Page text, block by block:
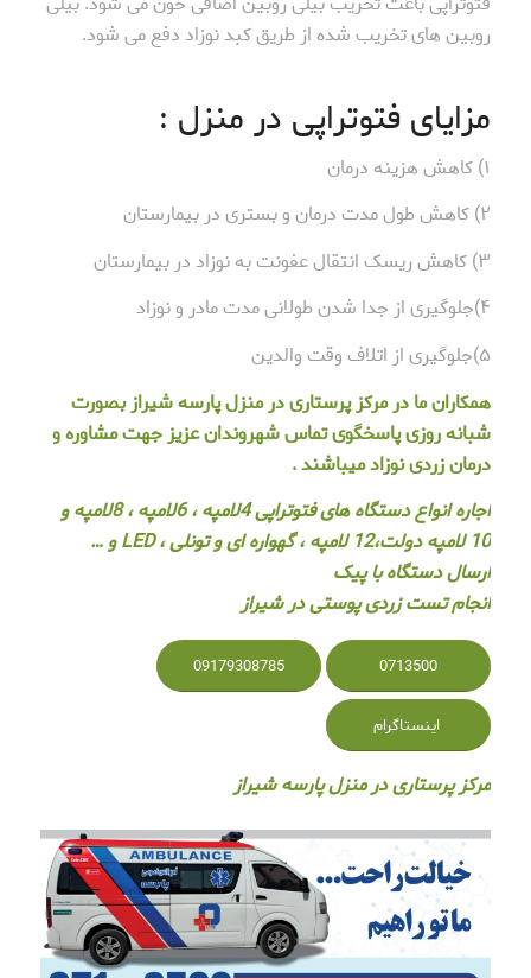
روبین های تخریب شده از طریق کبد نوزاد دفع می شود.
مزایای فتوتراپی در منزل :
۱) کاهش هزینه درمان
۲) کاهش طول مدت درمان و بستری در بیمارستان
۳) کاهش ریسک انتقال عفونت به نوزاد در بیمارستان
۴)جلوگیری از جدا شدن طولانی مدت مادر و نوزاد
۵)جلوگیری از اتلاف وقت والدین
همکاران ما در مرکز پرستاری در منزل پارسه شیراز بصورت
شبانه روزی پاسخگوی تماس شهروندان عزیز جهت مشاوره و
درمان زردی نوزاد میباشند .
اجاره انواع دستگاه های فتوتراپی 4لامپه ، 6لامپه ، 8لامپه و
10 لامپه دولت،12 لامپه ، گهواره ای و تونلی ، LED و …
ارسال دستگاه با پیک
انجام تست زردی پوستی در شیراز
0713500
09179308785
اینستاگرام
مرکز پرستاری در منزل پارسه شیراز